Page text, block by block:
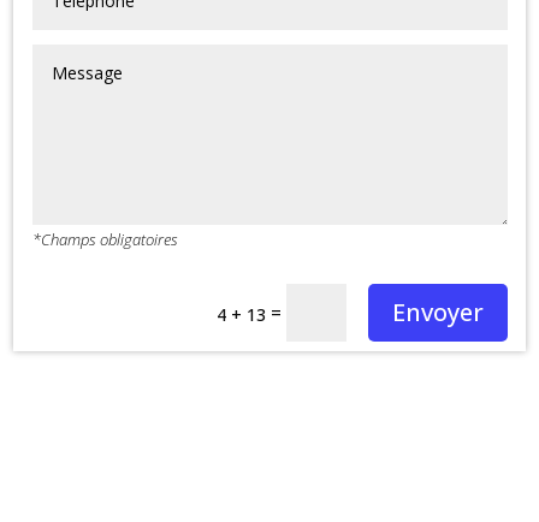
*Champs obligatoires
4 + 13 = Envoyer